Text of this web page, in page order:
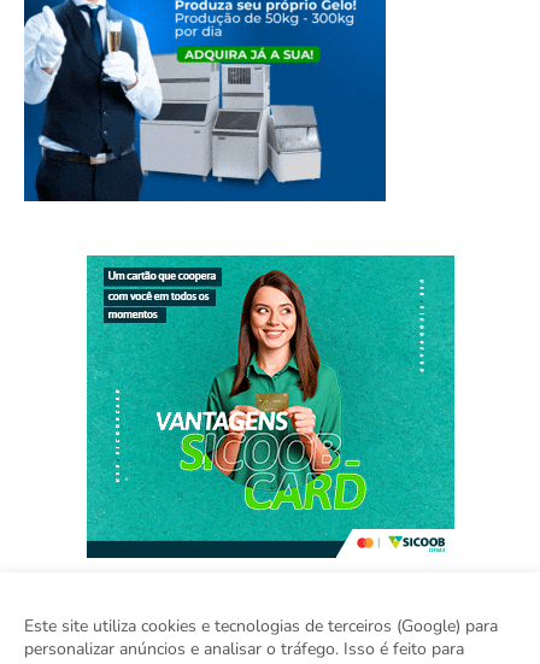
Este site utiliza cookies e tecnologias de terceiros (Google) para
personalizar anúncios e analisar o tráfego. Isso é feito para